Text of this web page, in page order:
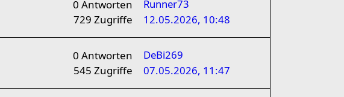
0Antworten
729Zugriffe
Runner73
12.05.2026, 10:48
0Antworten
545Zugriffe
DeBi269
07.05.2026, 11:47